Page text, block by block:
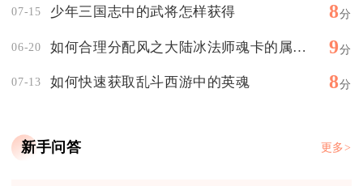
07-15 少年三国志中的武将怎样获得 8分
06-20 如何合理分配风之大陆冰法师魂卡的属性点 9分
07-13 如何快速获取乱斗西游中的英魂 8分
新手问答 更多>